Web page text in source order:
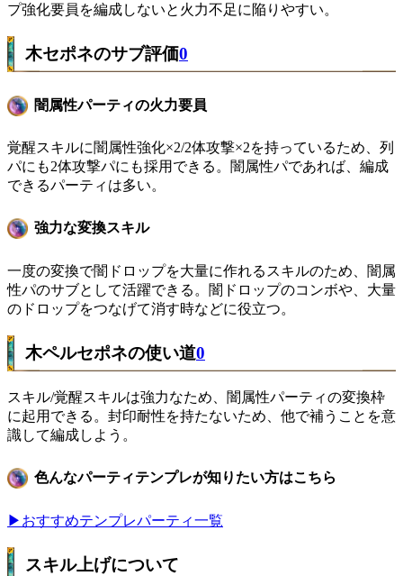
プ強化要員を編成しないと火力不足に陥りやすい。
木セポネのサブ評価0
闇属性パーティの火力要員
覚醒スキルに闇属性強化×2/2体攻撃×2を持っているため、列
パにも2体攻撃パにも採用できる。闇属性パであれば、編成
できるパーティは多い。
強力な変換スキル
一度の変換で闇ドロップを大量に作れるスキルのため、闇属
性パのサブとして活躍できる。闇ドロップのコンボや、大量
のドロップをつなげて消す時などに役立つ。
木ペルセポネの使い道0
スキル/覚醒スキルは強力なため、闇属性パーティの変換枠
に起用できる。封印耐性を持たないため、他で補うことを意
識して編成しよう。
色んなパーティテンプレが知りたい方はこちら
▶おすすめテンプレパーティ一覧
スキル上げについて